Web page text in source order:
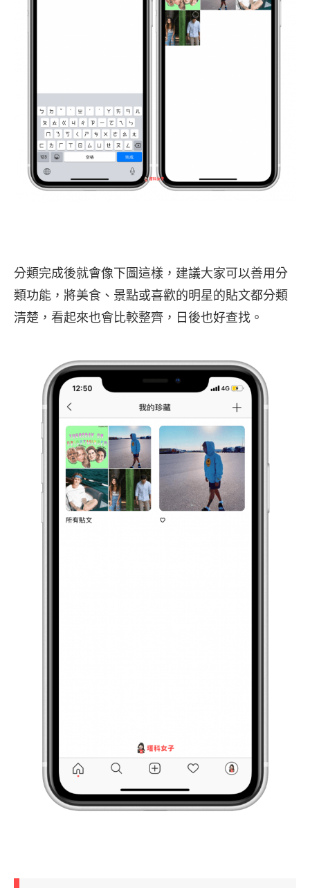
分類完成後就會像下圖這樣，建議大家可以善用分
類功能，將美食、景點或喜歡的明星的貼文都分類
清楚，看起來也會比較整齊，日後也好查找。